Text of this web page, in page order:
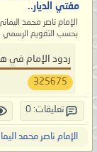
مفتي الديار..
بحسب التقويم الرسمي
ردود الإمام في
325675
تعليقات: 0
الإمام ناصر محمد